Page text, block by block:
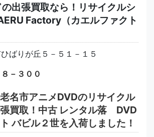
出張買取なら！リサイクルシ
Factory（カエルファクト
ばりが丘５－５１－１５
－３００
名市アニメDVDのリサイクル
買取！中古 レンタル落 DVD
バビル２世を入荷しました！